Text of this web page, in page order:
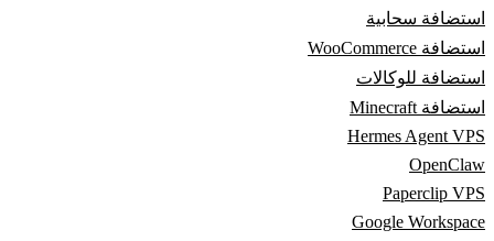
استضافة سحابية
استضافة WooCommerce
استضافة للوكالات
استضافة Minecraft
Hermes Agent VPS
OpenClaw
Paperclip VPS
Google Workspace